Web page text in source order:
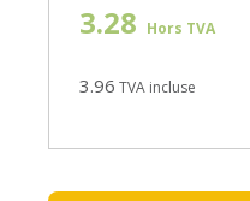
3.28 Hors TVA
3.96 TVA incluse